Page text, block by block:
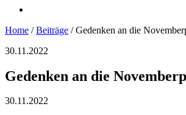
Home /Beiträge /Gedenken an die
30.11.2022
Gedenken an die
30.11.2022